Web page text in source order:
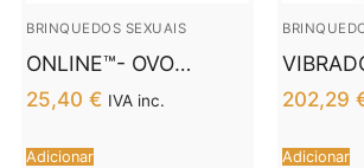
BRINQUEDOS SEXUAIS
ONLINE™- OVO
VIBRANTE COM
CONTROLE REMOTO
M ROSA
25,40 € IVA inc.
Adicionar
ELISE 2
202,29
Adicionar